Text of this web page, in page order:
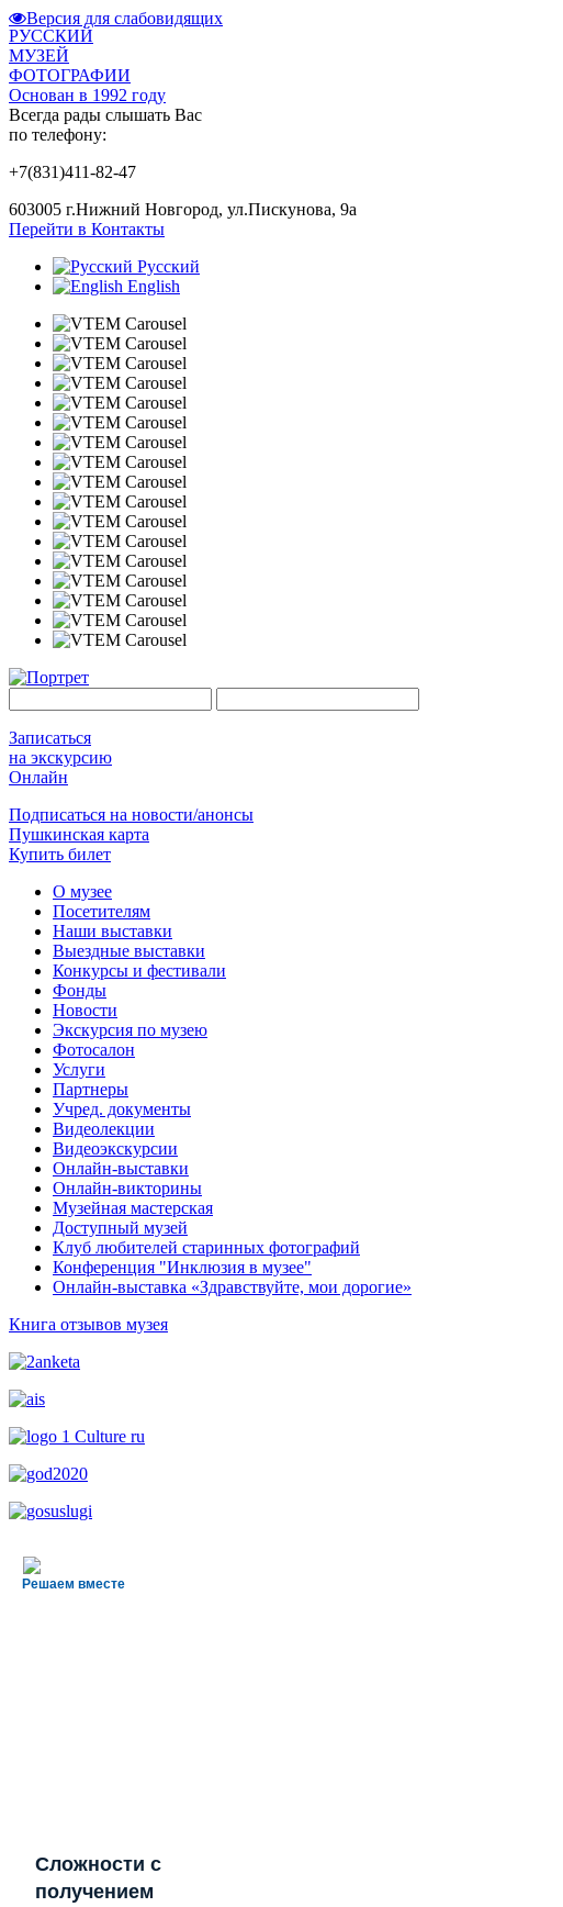
Версия для слабовидящих
РУССКИЙ
МУЗЕЙ
ФОТОГРАФИИ
Основан в 1992 году
Всегда рады слышать Вас
по телефону:
+7(831)411-82-47
603005 г.Нижний Новгород, ул.Пискунова, 9а
Перейти в Контакты
Русский
English
Записаться
на экскурсию
Онлайн
Подписаться на новости/анонсы
Пушкинская карта
Купить билет
О музее
Посетителям
Наши выставки
Выездные выставки
Конкурсы и фестивали
Фонды
Новости
Экскурсия по музею
Фотосалон
Услуги
Партнеры
Учред. документы
Видеолекции
Видеоэкскурсии
Онлайн-выставки
Онлайн-викторины
Музейная мастерская
Доступный музей
Клуб любителей старинных фотографий
Конференция "Инклюзия в музее"
Онлайн-выставка «Здравствуйте, мои дорогие»
Книга отзывов музея
Решаем вместе
Сложности с
получением